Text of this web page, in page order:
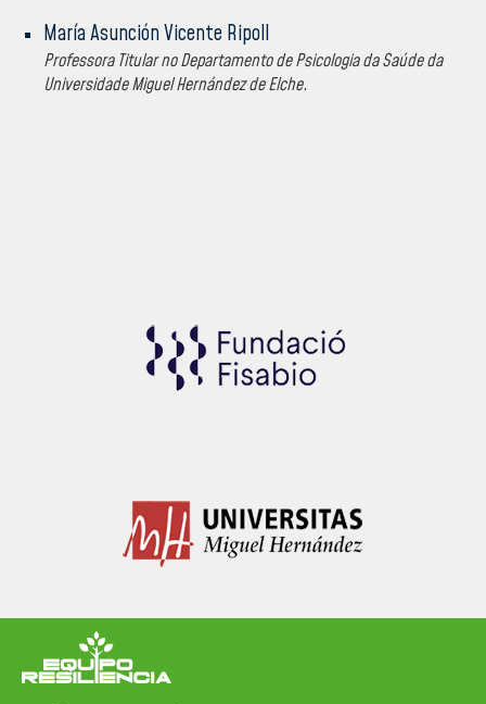
María Asunción Vicente Ripoll
Professora Titular no Departamento de Psicologia da Saúde da
Universidade Miguel Hernández de Elche.